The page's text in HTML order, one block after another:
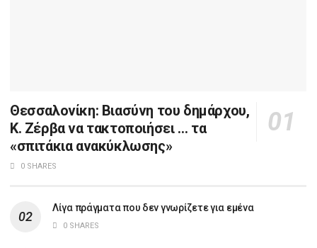
Θεσσαλονίκη: Βιασύνη του δημάρχου,
Κ. Ζέρβα να τακτοποιήσει … τα
«σπιτάκια ανακύκλωσης»
0 SHARES
Λίγα πράγματα που δεν γνωρίζετε για εμένα
0 SHARES